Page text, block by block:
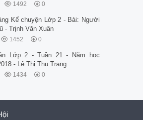
1492 0
Kể chuyện Lớp 2 - Bài: Người
- Trịnh Văn Xuân
1452 0
Lớp 2 - Tuần 21 - Năm học
- Lê Thị Thu Trang
1434 0